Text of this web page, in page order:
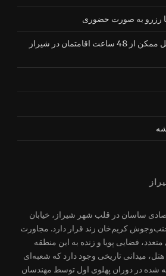
با رزرو به صورت حضوری
چگونه به بهترین شکل ممکن از 48 ساعت اقامتمان در شیراز
ساسان در قلب شهر شیراز، خیابان
کریم‌خان زند قرار دارد. مجاورت
فضایی پویا و زنده به این منطقه
میدانی تاریخی وجود دارد که شعبه‌ای
شده در دوران پهلوی اول توسط مهندسان